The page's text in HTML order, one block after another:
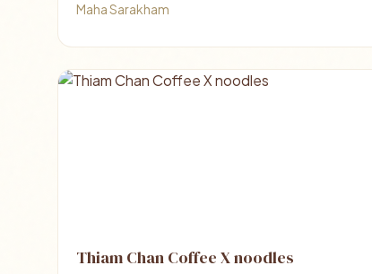
Maha Sarakham
Thiam Chan Coffee X noodles